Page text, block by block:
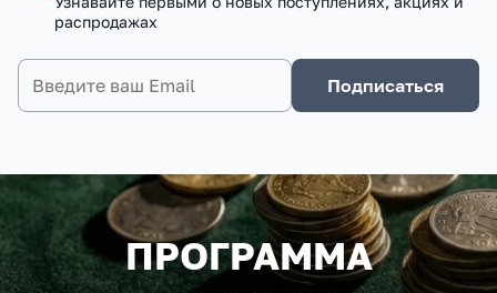
распродажах
Подписаться
ПРОГРАММА